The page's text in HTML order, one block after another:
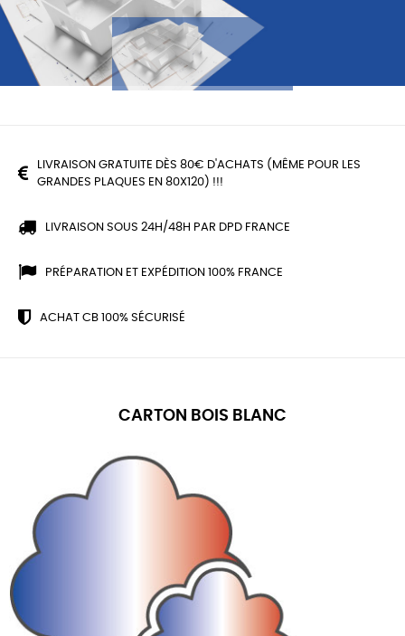
LIVRAISON GRATUITE DÈS 80€ D'ACHATS (MÊME POUR LES
GRANDES PLAQUES EN 80X120) !!!
LIVRAISON SOUS 24H/48H PAR DPD FRANCE
PRÉPARATION ET EXPÉDITION 100% FRANCE
ACHAT CB 100% SÉCURISÉ
CARTON BOIS BLANC